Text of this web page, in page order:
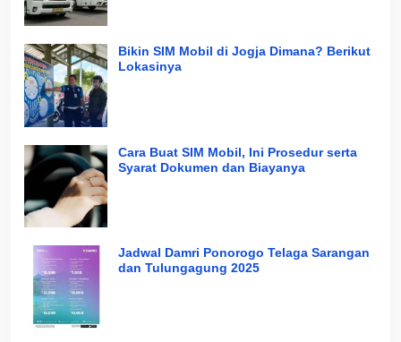
Bikin SIM Mobil di Jogja Dimana? Berikut
Lokasinya
Cara Buat SIM Mobil, Ini Prosedur serta
Syarat Dokumen dan Biayanya
Jadwal Damri Ponorogo Telaga Sarangan
dan Tulungagung 2025